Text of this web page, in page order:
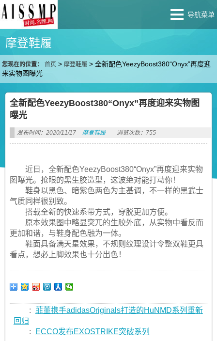
导航菜单
摩登鞋履
您现在的位置： 首页 >摩登鞋履 >全新配色YeezyBoost380“Onyx”再度迎
来实物图曝光
全新配色YeezyBoost380“Onyx”再度迎来实物图
曝光
发布时间：2020/11/17 摩登鞋履 浏览次数：755
近日，全新配色YeezyBoost380“Onyx”再度迎来实物
图曝光。抢眼的黑生胶造型，这波绝对能打动你！
鞋身以黑色、暗紫色两色为主基调，不一样的黑武士
气质同样很别致。
搭载全新的快速系带方式，穿脱更加方便。
原本效果图中略显突兀的生胶外底，从实物中看反而
更加和谐，与鞋身配色融为一体。
鞋面具备满天星效果，不规则纹理设计令整双鞋更具
看点，想必上脚效果也十分出色！
: 菲董携手adidasOriginals打造的HuNMD系列重新
回归
:
ECCO发布EXOSTRIKE突破系列